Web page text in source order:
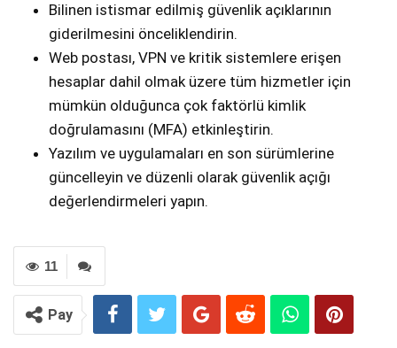
Bilinen istismar edilmiş güvenlik açıklarının
giderilmesini önceliklendirin.
Web postası, VPN ve kritik sistemlere erişen
hesaplar dahil olmak üzere tüm hizmetler için
mümkün olduğunca çok faktörlü kimlik
doğrulamasını (MFA) etkinleştirin.
Yazılım ve uygulamaları en son sürümlerine
güncelleyin ve düzenli olarak güvenlik açığı
değerlendirmeleri yapın.
11
Pay